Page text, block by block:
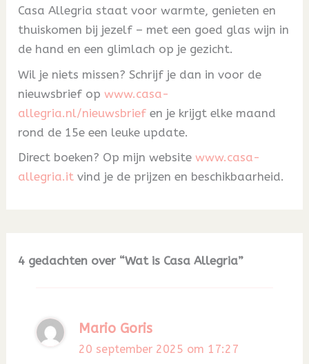
Casa Allegria staat voor warmte, genieten en
thuiskomen bij jezelf – met een goed glas wijn in
de hand en een glimlach op je gezicht.
Wil je niets missen? Schrijf je dan in voor de
nieuwsbrief opwww.casa-
allegria.nl/nieuwsbrief en je krijgt elke maand
rond de 15e een leuke update.
Direct boeken? Op mijn websitewww.casa-
allegria.itvind je de prijzen en beschikbaarheid.
4 gedachten over “Wat is Casa Allegria”
Mario Goris
20 september 2025 om 17:27